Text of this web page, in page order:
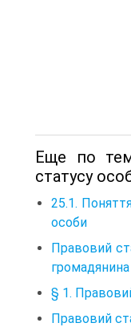
Еще по
статусу
25.1.
особи
Правовий
громадянина
§ 1.
Правовий